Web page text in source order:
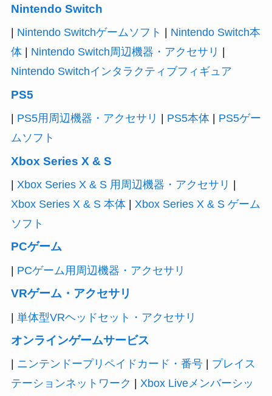
Nintendo Switch
Nintendo Switchゲームソフト
Nintendo Switch本
体| Nintendo Switch周辺機器・アクセサリ
Nintendo Switchインタラクティブフィギュア
PS5
PS5用周辺機器・アクセサリ PS5本体| PS5ゲー
ムソフト
Xbox Series X & S
Xbox Series X & S 用周辺機器・アクセサリ
Xbox Series X & S 本体| Xbox Series X & S ゲーム
ソフト
PCゲーム
| PCゲーム用周辺機器・アクセサリ
VRゲーム・アクセサリ
| 単体型VRヘッドセット・アクセサリ
オンラインゲームサービス
ニンテンドープリペイドカード・番号| プレイス
テーションネットワーク
Xbox Liveメンバーシッ